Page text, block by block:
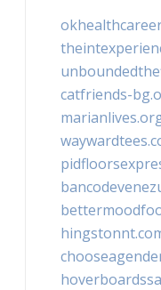
catfriends-